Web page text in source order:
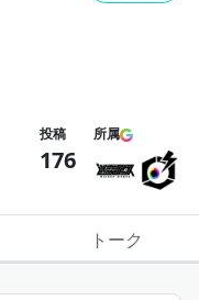
投稿
176
所属
トーク